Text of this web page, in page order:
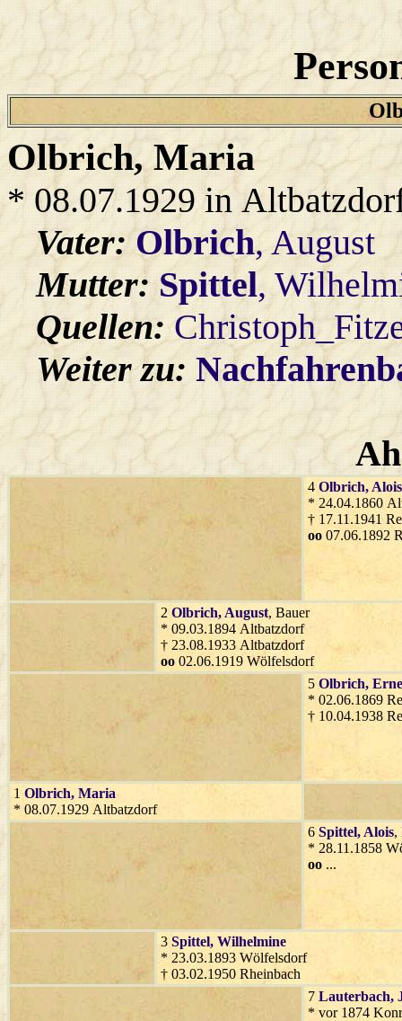
Olbrich, Maria
* 08.07.1929 in
Vater:Olbrich, August
Mutter:Spittel,
Quellen:
Weiter zu:
4 Olbrich, Alois
* 24.04.1860
† 17.11.1941
oo 07.06.1892
2 Olbrich, August, Bauer
* 09.03.1894 Altbatzdorf
† 23.08.1933 Altbatzdorf
oo 02.06.1919 Wölfelsdorf
5 Olbrich,
* 02.06.1869
† 10.04.1938
1 Olbrich, Maria
* 08.07.1929 Altbatzdorf
6 Spittel, Alois,
* 28.11.1858
oo ...
3 Spittel, Wilhelmine
* 23.03.1893 Wölfelsdorf
† 03.02.1950 Rheinbach
7 Lauterbach,
* vor 1874